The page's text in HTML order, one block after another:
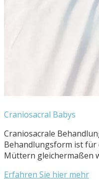
Craniosacral Babys
Craniosacrale
Behandlungsform ist für
Müttern gleichermaßen
Erfahren Sie hier mehr